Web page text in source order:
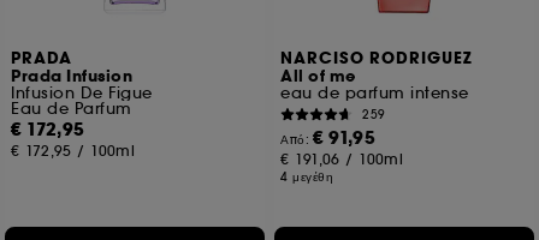
PRADA
Prada Infusion
Infusion De Figue
Eau de Parfum
€ 172,95
€ 172,95 / 100ml
NARCISO RODRIGUEZ
All of me
eau de parfum intense
259
Από:€ 91,95
€ 191,06 / 100ml
4 μεγέθη